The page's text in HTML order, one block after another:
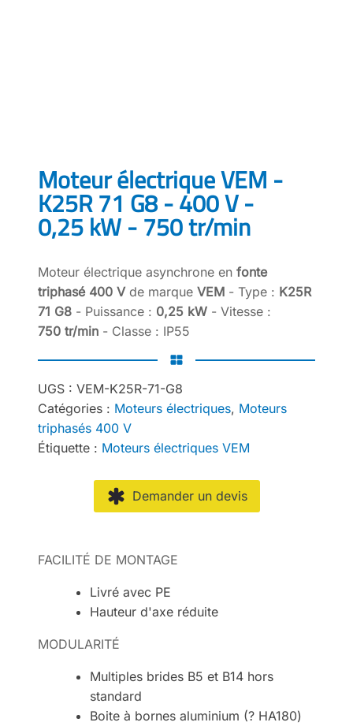
Moteur électrique VEM -
K25R 71 G8 - 400 V -
0,25 kW - 750 tr/min
Moteur électrique asynchrone en fonte
triphasé 400 V de marque VEM - Type : K25R
71 G8 - Puissance : 0,25 kW - Vitesse :
750 tr/min - Classe : IP55
UGS : VEM-K25R-71-G8
Catégories : Moteurs électriques, Moteurs
triphasés 400 V
Étiquette : Moteurs électriques VEM
Demander un devis
FACILITÉ DE MONTAGE
Livré avec PE
Hauteur d'axe réduite
MODULARITÉ
Multiples brides B5 et B14 hors
standard
Boite à bornes aluminium (? HA180)